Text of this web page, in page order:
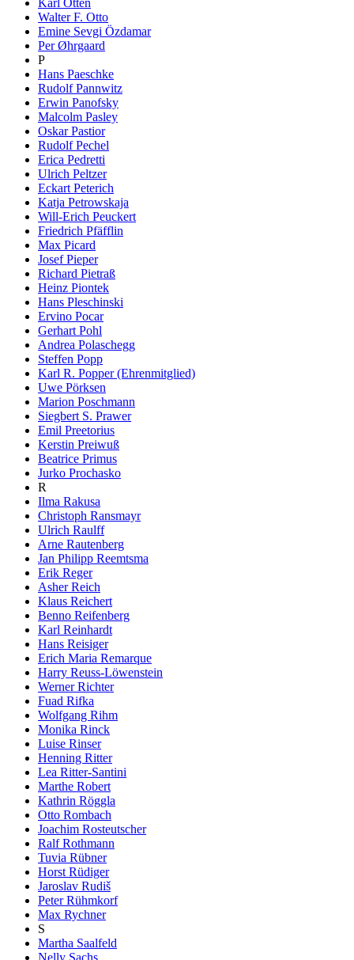
Walter F. Otto
Emine Sevgi Özdamar
Per Øhrgaard
P
Hans Paeschke
Rudolf Pannwitz
Erwin Panofsky
Malcolm Pasley
Oskar Pastior
Rudolf Pechel
Erica Pedretti
Ulrich Peltzer
Eckart Peterich
Katja Petrowskaja
Will-Erich Peuckert
Friedrich Pfäfflin
Max Picard
Josef Pieper
Richard Pietraß
Heinz Piontek
Hans Pleschinski
Ervino Pocar
Gerhart Pohl
Andrea Polaschegg
Steffen Popp
Karl R. Popper (Ehrenmitglied)
Uwe Pörksen
Marion Poschmann
Siegbert S. Prawer
Emil Preetorius
Kerstin Preiwuß
Beatrice Primus
Jurko Prochasko
R
Ilma Rakusa
Christoph Ransmayr
Ulrich Raulff
Arne Rautenberg
Jan Philipp Reemtsma
Erik Reger
Asher Reich
Klaus Reichert
Benno Reifenberg
Karl Reinhardt
Hans Reisiger
Erich Maria Remarque
Harry Reuss-Löwenstein
Werner Richter
Fuad Rifka
Wolfgang Rihm
Monika Rinck
Luise Rinser
Henning Ritter
Lea Ritter-Santini
Marthe Robert
Kathrin Röggla
Otto Rombach
Joachim Rosteutscher
Ralf Rothmann
Tuvia Rübner
Horst Rüdiger
Jaroslav Rudiš
Peter Rühmkorf
Max Rychner
S
Martha Saalfeld
Nelly Sachs